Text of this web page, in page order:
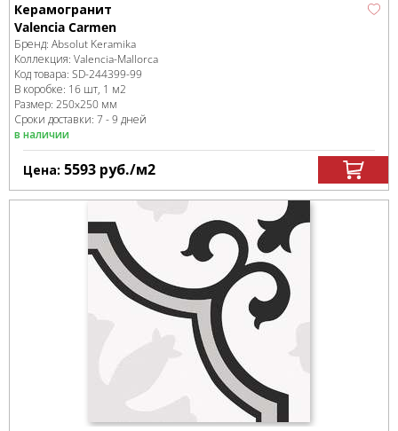
Керамогранит
Valencia Carmen
Бренд: Absolut Keramika
Коллекция: Valencia-Mallorca
Код товара: SD-244399-99
В коробке: 16 шт, 1 м2
Размер: 250x250 мм
Сроки доставки: 7 - 9 дней
в наличии
Цена: 5593 руб./м2